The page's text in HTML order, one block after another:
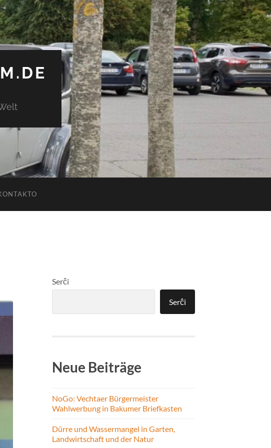
Serĉi
Serĉi
Neue Beiträge
NoGo: Vechtaer Bürgermeister
Wahlwerbung in Bakumer Briefkasten
Dürre und Wassermangel in Garten,
Landwirtschaft und der Natur